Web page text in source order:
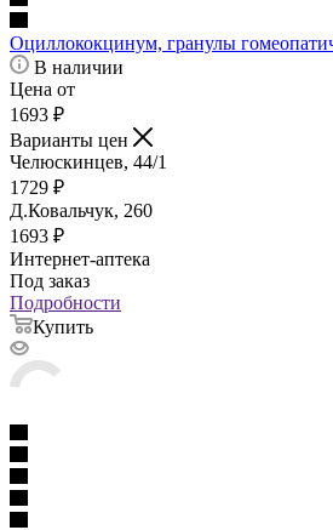
Оциллококцинум, гранулы
В наличии
Цена от
1693 ₽
Варианты цен
Челюскинцев, 44/1
1729 ₽
Д.Ковальчук, 260
1693 ₽
Интернет-аптека
Под заказ
Подробности
Купить